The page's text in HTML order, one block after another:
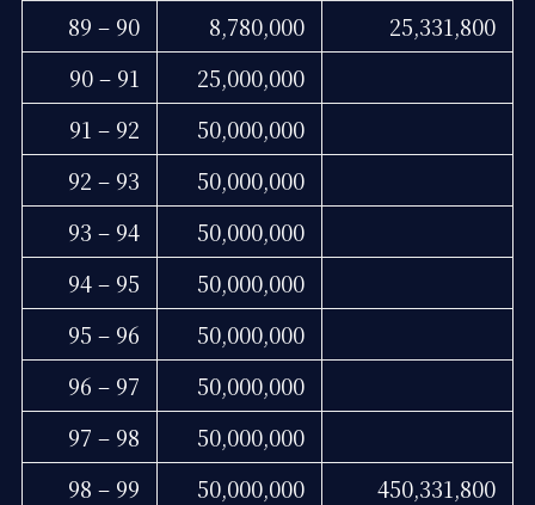
89 – 90
8,780,000
25,331,800
90 – 91
25,000,000
91 – 92
50,000,000
92 – 93
50,000,000
93 – 94
50,000,000
94 – 95
50,000,000
95 – 96
50,000,000
96 – 97
50,000,000
97 – 98
50,000,000
98 – 99
50,000,000
450,331,800